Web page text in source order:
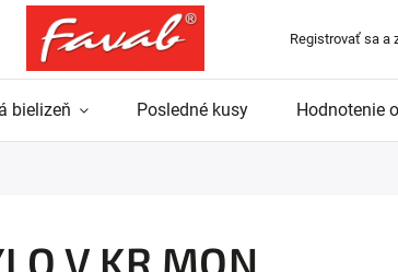
Registrovať sa a
bielizeň Posledné kusy Hodnotenie
V KR MON